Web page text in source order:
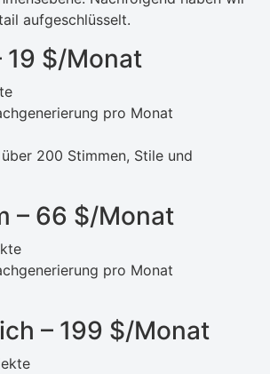
aufgeschlüsselt.
19 $/Monat
pro Monat
200 Stimmen, Stile und
– 66 $/Monat
pro Monat
– 199 $/Monat